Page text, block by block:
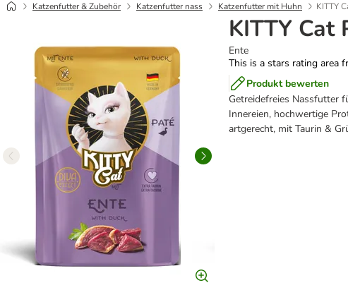
Katzenfutter & Zubehör Katzenfutter nass Katzenfutter mit Huhn KITTY
KITTY Cat
Ente
This is a stars rating area
Produkt bewerten
Getreidefreies Nassfutter
Innereien, hochwertige
artgerecht, mit Taurin &